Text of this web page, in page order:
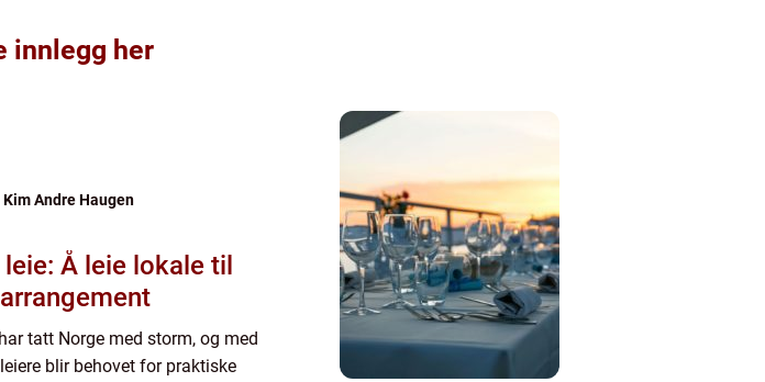
innlegg her
Kim Andre Haugen
Å leie lokale til
tatt Norge med storm, og med
blir behovet for praktiske